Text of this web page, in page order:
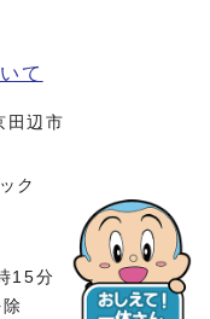
て
田辺市
ク
15分